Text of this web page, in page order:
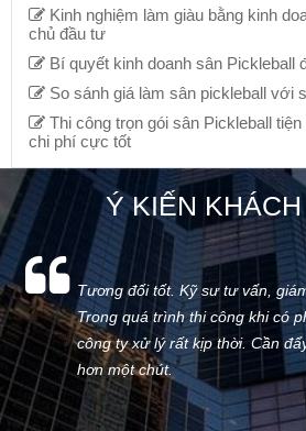
Kinh nghiệm làm giàu bằng kinh
chủ đầu tư
Bí quyết kinh doanh sân Pickleball
So sánh giá làm sân pickleball với
Thi công trọn gói sân Pickleball
chi phí cực tốt
Ý KIẾN
Tương đối tốt. Kỹ sư tư vấn,
Trong quá trình thi công khi có
công ty xử lý rất kịp thời. Cần
hơn một chút.